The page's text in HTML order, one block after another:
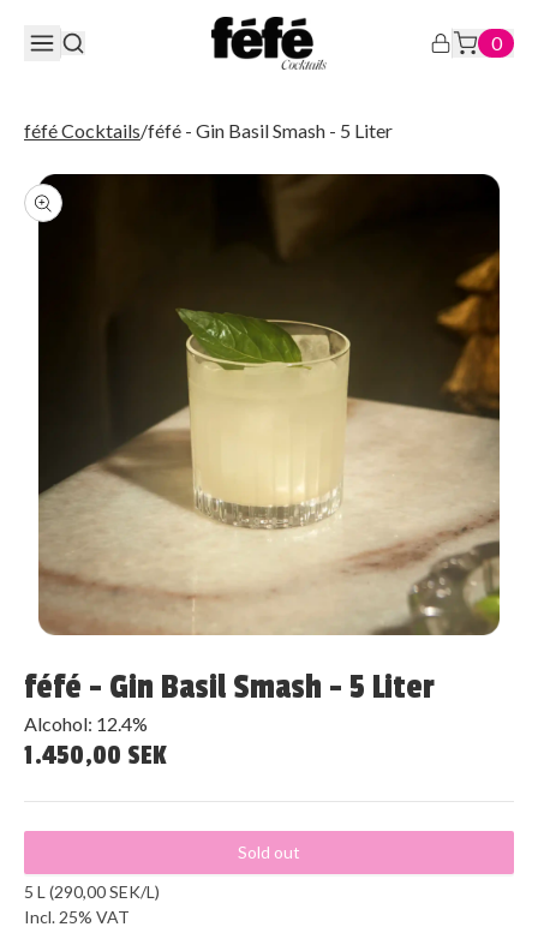
0
féfé Cocktails/féfé - Gin Basil Smash - 5 Liter
féfé - Gin Basil Smash - 5 Liter
Alcohol: 12.4%
1.450,00 SEK
Sold out
5 L (290,00 SEK/L)
Incl. 25% VAT